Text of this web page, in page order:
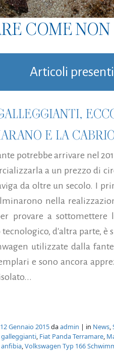
COME
Articoli
E LA
potrebbe arrivare nel
a un prezzo di
da oltre un secolo. I
nella
provare a
d'altra parte, è
utilizzate dalla
e sono ancora
12 Gennaio 2015daadmin | in News,
, Fiat Panda Terramare,
anfibia,Volkswagen Typ 166